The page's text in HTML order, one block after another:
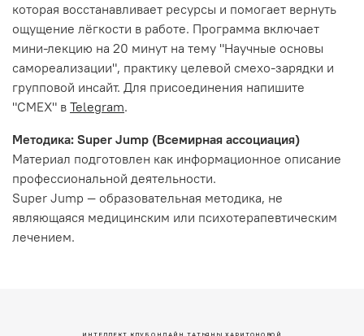
которая восстанавливает ресурсы и помогает вернуть
ощущение лёгкости в работе. Программа включает
мини-лекцию на 20 минут на тему "Научные основы
самореализации", практику целевой смехо-зарядки и
групповой инсайт. Для присоединения напишите
"СМЕХ" в Telegram.
Методика: Super Jump (Всемирная ассоциация)
Материал подготовлен как информационное описание
профессиональной деятельности.
Super Jump — образовательная методика, не
являющаяся медицинским или психотерапевтическим
лечением.